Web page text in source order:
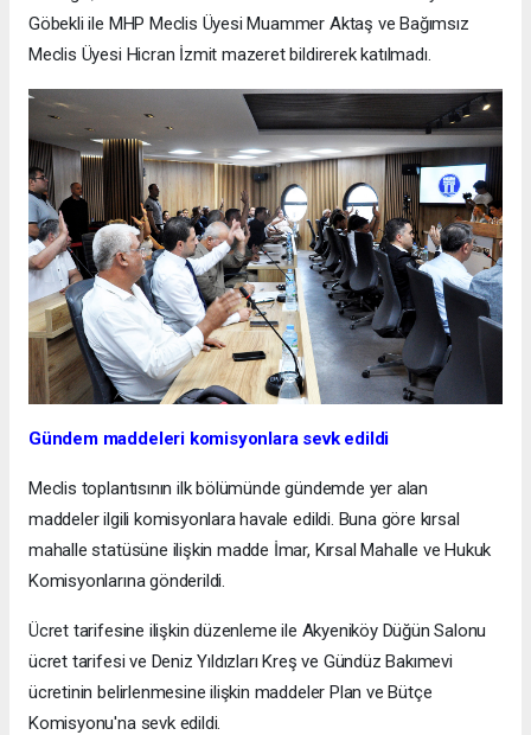
Göbekli ile MHP Meclis Üyesi Muammer Aktaş ve Bağımsız
Meclis Üyesi Hicran İzmit mazeret bildirerek katılmadı.
Gündem maddeleri komisyonlara sevk edildi
Meclis toplantısının ilk bölümünde gündemde yer alan
maddeler ilgili komisyonlara havale edildi. Buna göre kırsal
mahalle statüsüne ilişkin madde İmar, Kırsal Mahalle ve Hukuk
Komisyonlarına gönderildi.
Ücret tarifesine ilişkin düzenleme ile Akyeniköy Düğün Salonu
ücret tarifesi ve Deniz Yıldızları Kreş ve Gündüz Bakımevi
ücretinin belirlenmesine ilişkin maddeler Plan ve Bütçe
Komisyonu'na sevk edildi.